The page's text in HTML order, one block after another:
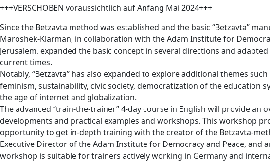
+++VERSCHOBEN voraussichtlich auf Anfang Mai 2024+++
Since the Betzavta method was established and the basic “Betzavta”
Maroshek-Klarman, in collaboration with the Adam Institute for
Jerusalem, expanded the basic concept in several directions and
current times.
Notably, “Betzavta” has also expanded to explore additional themes
feminism, sustainability, civic society, democratization of the education
the age of internet and globalization.
The advanced “train-the-trainer” 4-day course in English will provide an
developments and practical examples and workshops. This workshop
opportunity to get in-depth training with the creator of the Betzavta-
Executive Director of the Adam Institute for Democracy and Peace, and
workshop is suitable for trainers actively working in Germany and